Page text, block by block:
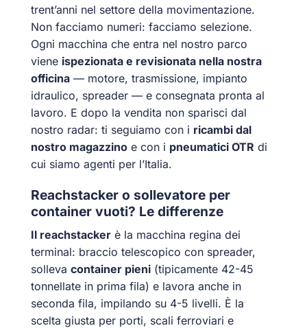
trent’anni nel settore della movimentazione.
Non facciamo numeri: facciamo selezione.
Ogni macchina che entra nel nostro parco
viene ispezionata e revisionata nella nostra
officina — motore, trasmissione, impianto
idraulico, spreader — e consegnata pronta al
lavoro. E dopo la vendita non sparisci dal
nostro radar: ti seguiamo con i ricambi dal
nostro magazzino e con i pneumatici OTR di
cui siamo agenti per l’Italia.
Reachstacker o sollevatore per
container vuoti? Le differenze
Il reachstacker è la macchina regina dei
terminal: braccio telescopico con spreader,
solleva container pieni (tipicamente 42-45
tonnellate in prima fila) e lavora anche in
seconda fila, impilando su 4-5 livelli. È la
scelta giusta per porti, scali ferroviari e